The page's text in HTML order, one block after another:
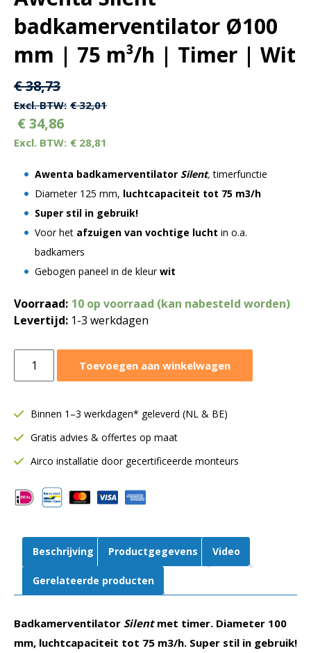
badkamerventilator Ø100
mm | 75 m³/h | Timer | Wit
Oorspronkelijke
prijs
was:
€ 38,73.
€38,73Huidige
prijs
is:
€ 38,73.
€32,01
€34,86
€ 28,81
Awenta badkamerventilator Silent,timerfunctie
Diameter 125 mm, luchtcapaciteit tot 75 m3/h
Super stil in gebruik!
Voor het afzuigen van vochtige lucht in o.a.
badkamers
Gebogen paneel in de kleurwit
Voorraad: 10 op voorraad (kan nabesteld worden)
Levertijd: 1-3 werkdagen
Silent
Ø100
|
75
|
Timer
Wit
aantal
Toevoegen aan winkelwagen
Binnen 1–3 werkdagen* geleverd (NL & BE)
Gratis advies & offertes op maat
Airco installatie door gecertificeerde monteurs
Beschrijving Productgegevens Video
Gerelateerde producten
Badkamerventilator Silentmet timer. Diameter 100
mm, luchtcapaciteit tot 75 m3/h. Super stil in gebruik!